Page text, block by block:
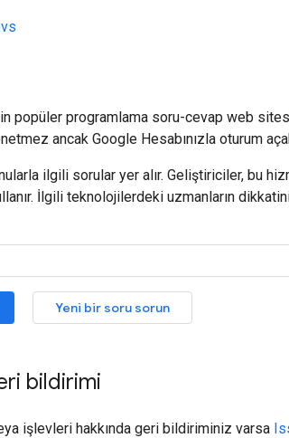
popüler programlama soru-cevap web
ancak Google Hesabınızla oturum
ilgili sorular yer alır. Geliştiriciler, bu
İlgili teknolojilerdeki uzmanların
Yeni bir soru sorun
bildirimi
işlevleri hakkında geri bildiriminiz varsa